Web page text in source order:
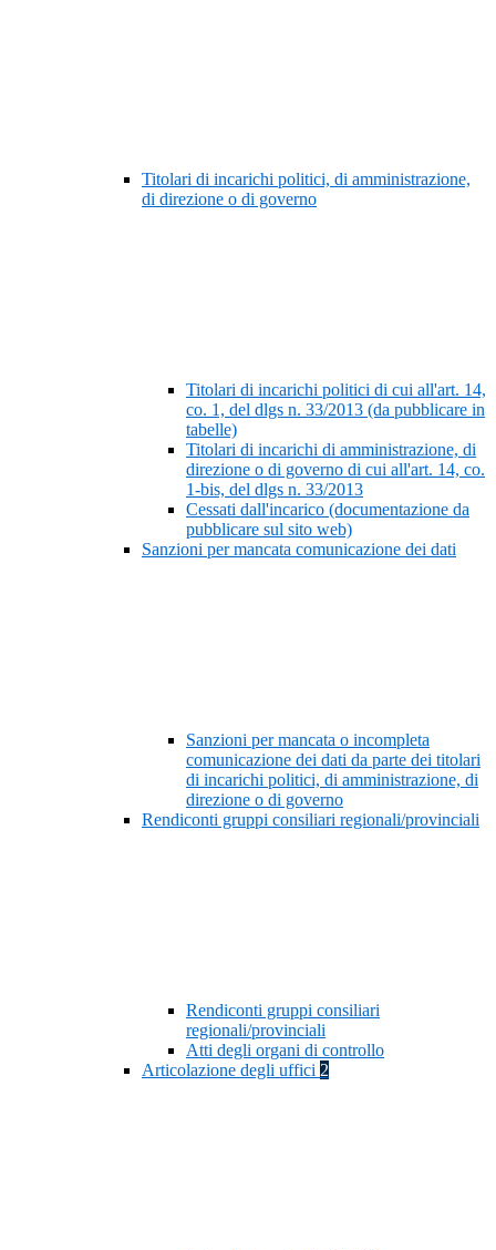
Titolari di incarichi politici, di amministrazione,
di direzione o di governo
Titolari di incarichi politici di cui all'art. 14,
co. 1, del dlgs n. 33/2013 (da pubblicare in
tabelle)
Titolari di incarichi di amministrazione, di
direzione o di governo di cui all'art. 14, co.
1-bis, del dlgs n. 33/2013
Cessati dall'incarico (documentazione da
pubblicare sul sito web)
Sanzioni per mancata comunicazione dei dati
Sanzioni per mancata o incompleta
comunicazione dei dati da parte dei titolari
di incarichi politici, di amministrazione, di
direzione o di governo
Rendiconti gruppi consiliari regionali/provinciali
Rendiconti gruppi consiliari
regionali/provinciali
Atti degli organi di controllo
Articolazione degli uffici 2